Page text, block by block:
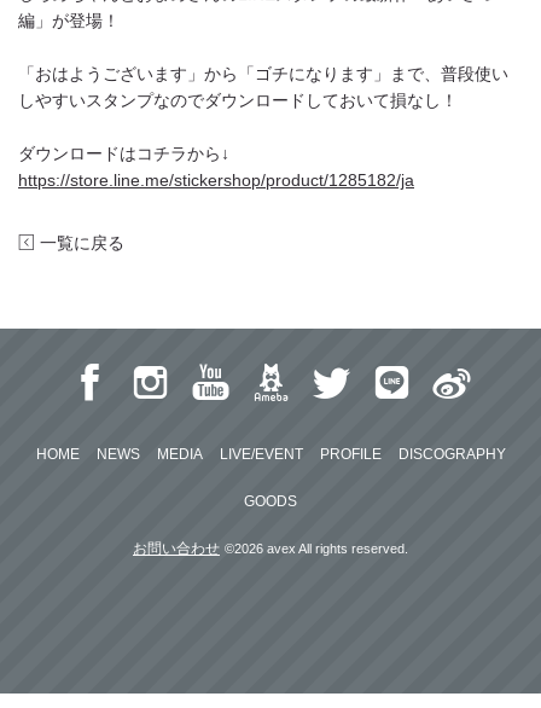
編」が登場！
「おはようございます」から「ゴチになります」まで、普段使い
しやすいスタンプなのでダウンロードしておいて損なし！
ダウンロードはコチラから↓
https://store.line.me/stickershop/product/1285182/ja
一覧に戻る
HOME NEWS MEDIA LIVE/EVENT PROFILE DISCOGRAPHY
GOODS
お問い合わせ ©2026 avex All rights reserved.